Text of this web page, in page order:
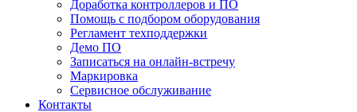
Доработка контроллеров и ПО
Помощь с подбором оборудования
Регламент техподдержки
Демо ПО
Записаться на онлайн-встречу
Маркировка
Сервисное обслуживание
Контакты